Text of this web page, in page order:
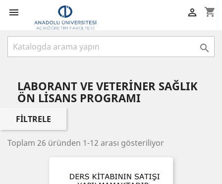
 shopping_cart


LABORANT VE VETERİNER SAĞLIK
ÖN LİSANS PROGRAMI
FILTRELE
Toplam 26 üründen 1-12 arası gösteriliyor